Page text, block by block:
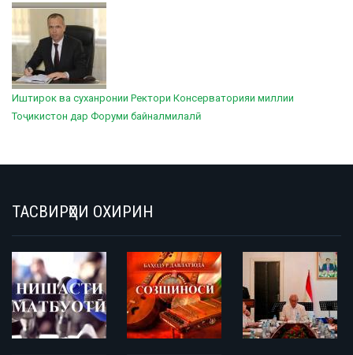
Иштирок ва суханронии Ректори Консерваторияи миллии
Тоҷикистон дар Форуми байналмилалӣ
ТАСВИРҲОИ ОХИРИН